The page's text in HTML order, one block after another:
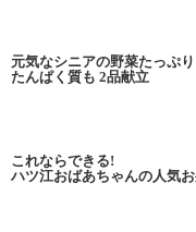
元気なシニアの野菜たっぷり
たんぱく質も 2品献立
これならできる!
ハツ江おばあちゃんの人気